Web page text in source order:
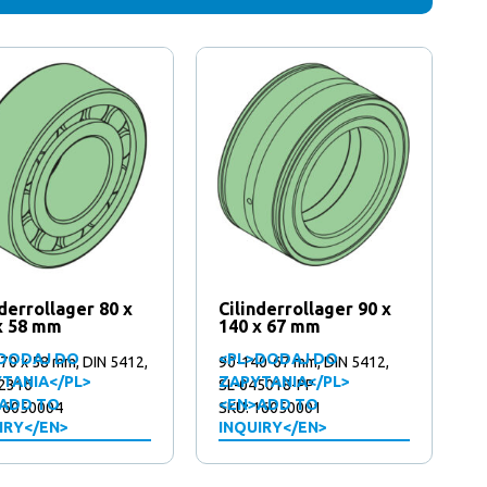
80 x
58 mm
x 58 mm, DIN 5412,
DO
PL>
TO
EN>
Cilinderrollager 90 x
140 x 67 mm
90-140-67 mm, DIN 5412,
SL-045018-PP
<PL>DODAJ DO
ZAPYTANIA</PL>
<EN>ADD TO
INQUIRY</EN>
SKU: 16050001